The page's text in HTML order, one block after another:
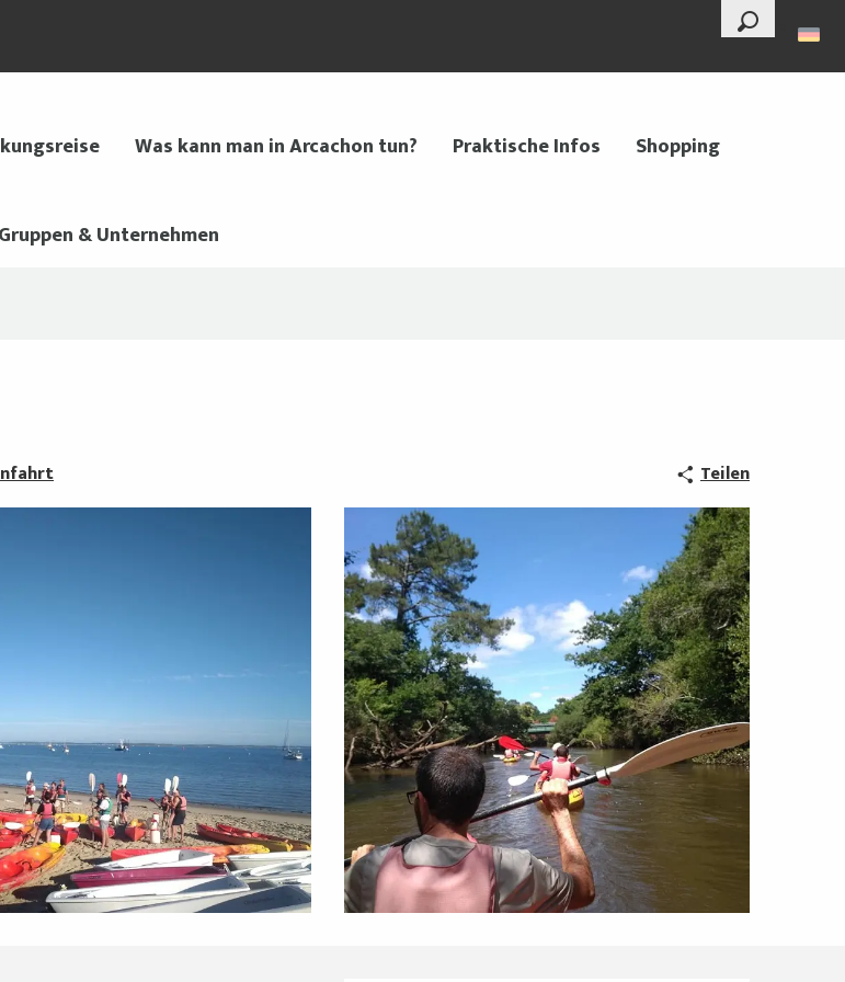
--°
Suche
Was kann man in Arcachon tun? Praktische Infos Shopping
Gruppen & Unternehmen
Teilen